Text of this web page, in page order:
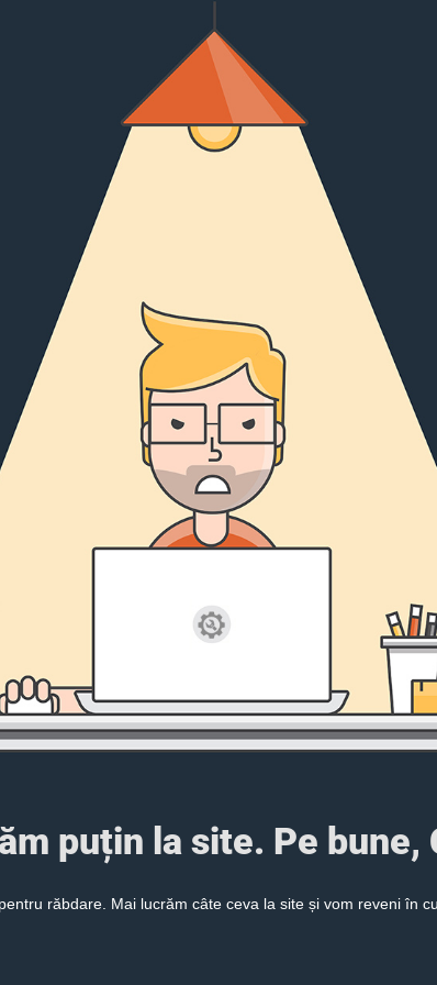
puțin la site. Pe bune,
răbdare. Mai lucrăm câte ceva la site și vom reveni în